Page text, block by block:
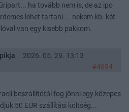
ha tovább nem is, de az ipo
lehet tartani... nekem kb. két
van egy kisebb pakkom.
2026. 05. 29. 13:13
#4694
beszállítótól fog jönni egy közepes
50 EUR szállítási költség...